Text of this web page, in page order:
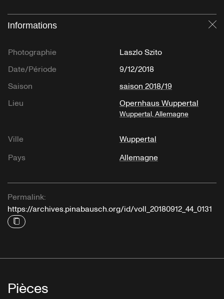
Informations
Photographie
Laszlo Szito
Date/Période
9/12/2018
Saison
saison 2018/19
Lieu
Opernhaus Wuppertal
Wuppertal, Allemagne
Ville
Wuppertal
Pays
Allemagne
Permalink:
https://archives.pinabausch.org/id/voll_20180912_44_0131
Pièces